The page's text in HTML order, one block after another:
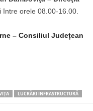
orele 08.00-16.00.
– Consiliul Județean
LUCRĂRI INFRASTRUCTURĂ